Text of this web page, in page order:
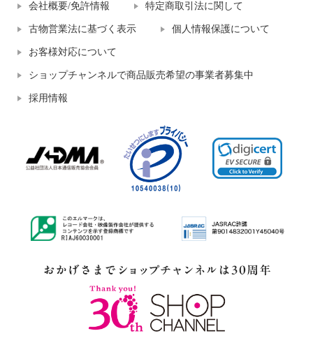
会社概要/免許情報 特定商取引法に関して
古物営業法に基づく表示 個人情報保護について
お客様対応について
ショップチャンネルで商品販売希望の事業者募集中
採用情報